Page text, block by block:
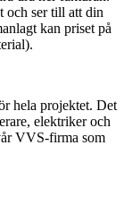
och ser till att din
kan priset på
hela projektet. Det
elektriker och
VVS-firma som